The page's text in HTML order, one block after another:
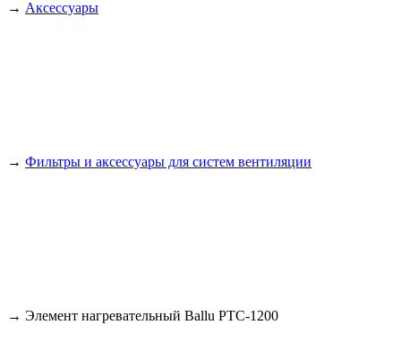
→ Аксессуары
→ Фильтры и аксессуары для систем вентиляции
→ Элемент нагревательный Ballu PTC-1200